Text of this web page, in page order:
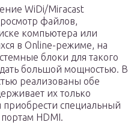
WiDi/Miracast
файлов,
компьютера или
в Online-режиме, на
блоки для такого
большой мощностью. В
реализованы обе
их только
приобрести специальный
HDMI.